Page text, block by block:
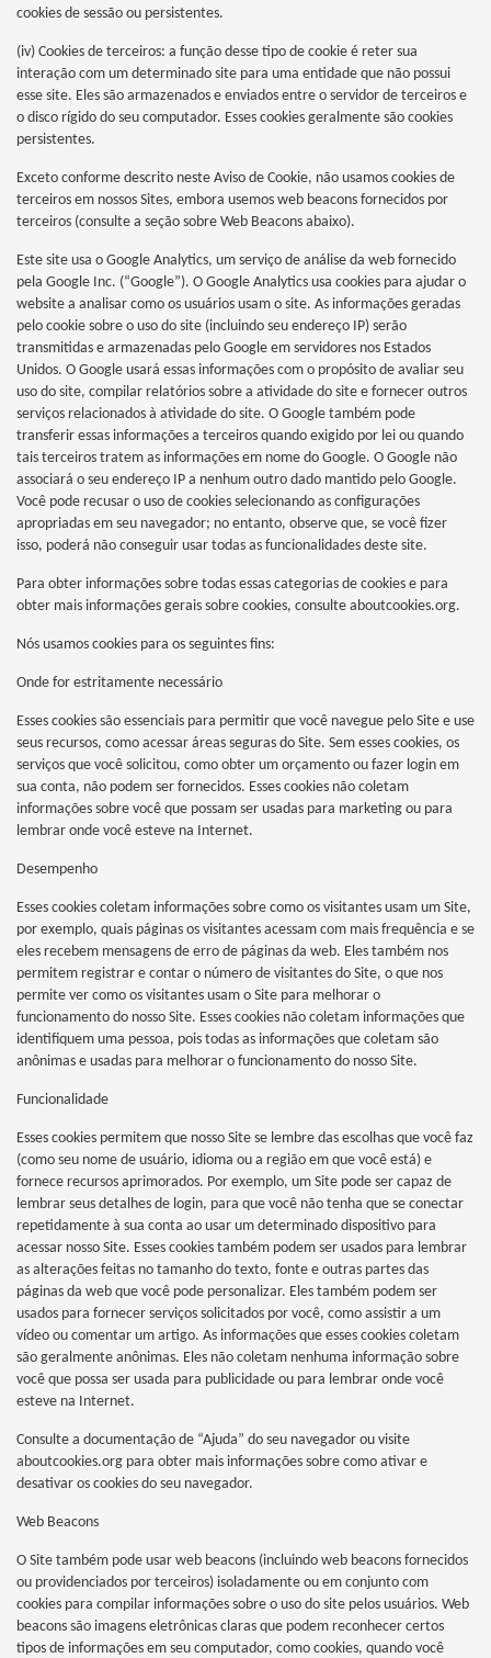
cookies de sessão ou persistentes.
(iv) Cookies de terceiros: a função desse tipo de cookie é reter sua
interação com um determinado site para uma entidade que não possui
esse site. Eles são armazenados e enviados entre o servidor de terceiros e
o disco rígido do seu computador. Esses cookies geralmente são cookies
persistentes.
Exceto conforme descrito neste Aviso de Cookie, não usamos cookies de
terceiros em nossos Sites, embora usemos web beacons fornecidos por
terceiros (consulte a seção sobre Web Beacons abaixo).
Este site usa o Google Analytics, um serviço de análise da web fornecido
pela Google Inc. (“Google”). O Google Analytics usa cookies para ajudar o
website a analisar como os usuários usam o site. As informações geradas
pelo cookie sobre o uso do site (incluindo seu endereço IP) serão
transmitidas e armazenadas pelo Google em servidores nos Estados
Unidos. O Google usará essas informações com o propósito de avaliar seu
uso do site, compilar relatórios sobre a atividade do site e fornecer outros
serviços relacionados à atividade do site. O Google também pode
transferir essas informações a terceiros quando exigido por lei ou quando
tais terceiros tratem as informações em nome do Google. O Google não
associará o seu endereço IP a nenhum outro dado mantido pelo Google.
Você pode recusar o uso de cookies selecionando as configurações
apropriadas em seu navegador; no entanto, observe que, se você fizer
isso, poderá não conseguir usar todas as funcionalidades deste site.
Para obter informações sobre todas essas categorias de cookies e para
obter mais informações gerais sobre cookies, consulte aboutcookies.org.
Nós usamos cookies para os seguintes fins:
Onde for estritamente necessário
Esses cookies são essenciais para permitir que você navegue pelo Site e use
seus recursos, como acessar áreas seguras do Site. Sem esses cookies, os
serviços que você solicitou, como obter um orçamento ou fazer login em
sua conta, não podem ser fornecidos. Esses cookies não coletam
informações sobre você que possam ser usadas para marketing ou para
lembrar onde você esteve na Internet.
Desempenho
Esses cookies coletam informações sobre como os visitantes usam um Site,
por exemplo, quais páginas os visitantes acessam com mais frequência e se
eles recebem mensagens de erro de páginas da web. Eles também nos
permitem registrar e contar o número de visitantes do Site, o que nos
permite ver como os visitantes usam o Site para melhorar o
funcionamento do nosso Site. Esses cookies não coletam informações que
identifiquem uma pessoa, pois todas as informações que coletam são
anônimas e usadas para melhorar o funcionamento do nosso Site.
Funcionalidade
Esses cookies permitem que nosso Site se lembre das escolhas que você faz
(como seu nome de usuário, idioma ou a região em que você está) e
fornece recursos aprimorados. Por exemplo, um Site pode ser capaz de
lembrar seus detalhes de login, para que você não tenha que se conectar
repetidamente à sua conta ao usar um determinado dispositivo para
acessar nosso Site. Esses cookies também podem ser usados para lembrar
as alterações feitas no tamanho do texto, fonte e outras partes das
páginas da web que você pode personalizar. Eles também podem ser
usados para fornecer serviços solicitados por você, como assistir a um
vídeo ou comentar um artigo. As informações que esses cookies coletam
são geralmente anônimas. Eles não coletam nenhuma informação sobre
você que possa ser usada para publicidade ou para lembrar onde você
esteve na Internet.
Consulte a documentação de “Ajuda” do seu navegador ou visite
aboutcookies.org para obter mais informações sobre como ativar e
desativar os cookies do seu navegador.
Web Beacons
O Site também pode usar web beacons (incluindo web beacons fornecidos
ou providenciados por terceiros) isoladamente ou em conjunto com
cookies para compilar informações sobre o uso do site pelos usuários. Web
beacons são imagens eletrônicas claras que podem reconhecer certos
tipos de informações em seu computador, como cookies, quando você